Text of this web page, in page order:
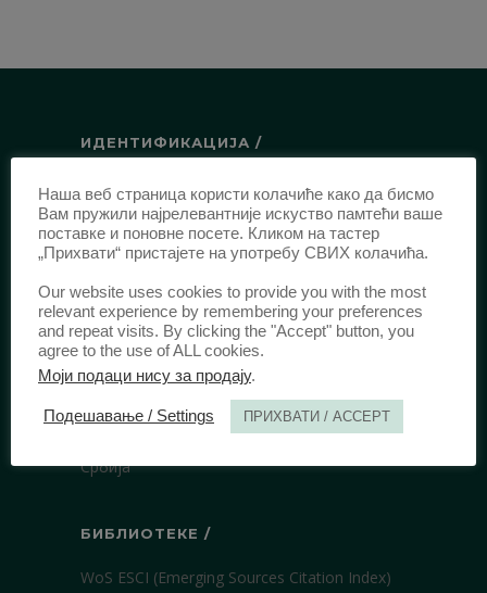
ИДЕНТИФИКАЦИЈА /
ISSN:0003-2565(Штампано издање)
еISSN:2406-2693(Онлајн издање)
DOI:10.51204/Anali_PFBU_1906
ИЗДАВАЧ /
Правни факултет Универзитета у
Београду
Булевар краља Александра 67
Србија
БИБЛИОТЕКЕ /
WoS ESCI (Emerging Sources Citation Index)
Наша веб страница користи колачиће како да бисмо
Вам пружили најрелевантније искуство памтећи ваше
поставке и поновне посете. Кликом на тастер
„Прихвати“ пристајете на употребу СВИХ колачића.
Our website uses cookies to provide you with the most
relevant experience by remembering your preferences
and repeat visits. By clicking the "Accept" button, you
agree to the use of ALL cookies.
Моји подаци нису за продају.
Подешавање / Settings ПРИХВАТИ / ACCEPT